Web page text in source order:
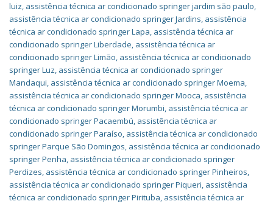
luiz, assistência técnica ar condicionado springer jardim são paulo,
assistência técnica ar condicionado springer Jardins, assistência
técnica ar condicionado springer Lapa, assistência técnica ar
condicionado springer Liberdade, assistência técnica ar
condicionado springer Limão, assistência técnica ar condicionado
springer Luz, assistência técnica ar condicionado springer
Mandaqui, assistência técnica ar condicionado springer Moema,
assistência técnica ar condicionado springer Mooca, assistência
técnica ar condicionado springer Morumbi, assistência técnica ar
condicionado springer Pacaembú, assistência técnica ar
condicionado springer Paraíso, assistência técnica ar condicionado
springer Parque São Domingos, assistência técnica ar condicionado
springer Penha, assistência técnica ar condicionado springer
Perdizes, assistência técnica ar condicionado springer Pinheiros,
assistência técnica ar condicionado springer Piqueri, assistência
técnica ar condicionado springer Pirituba, assistência técnica ar